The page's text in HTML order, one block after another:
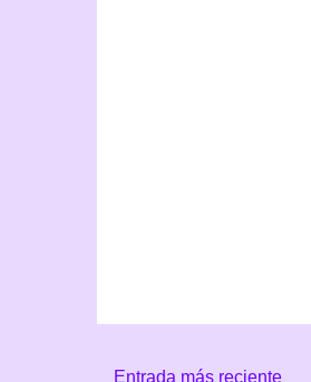
Entrada más reciente